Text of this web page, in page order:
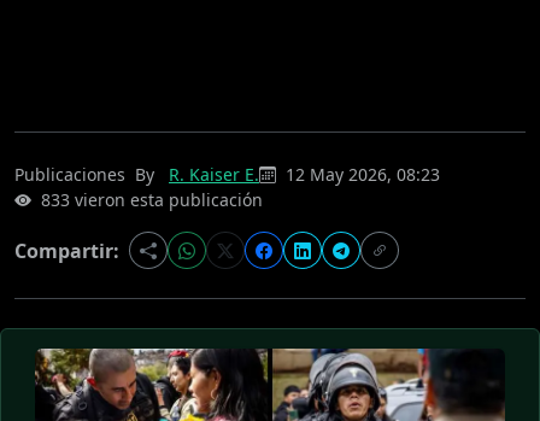
Publicaciones By R. Kaiser E.
12 May 2026, 08:23
833 vieron esta publicación
Compartir: